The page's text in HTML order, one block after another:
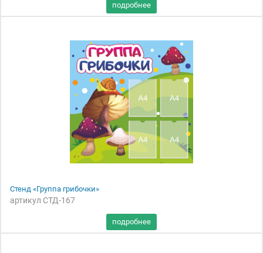
Стенд «Группа грибочки»
артикул СТД-167